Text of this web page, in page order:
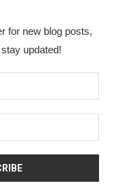
for new blog posts,
updated!